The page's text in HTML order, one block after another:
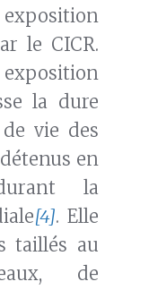
le CICR.
exposition
la dure
vie des
en
la
[4]. Elle
taillés au
de